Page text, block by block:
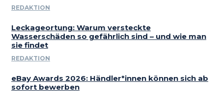
REDAKTION
Leckageortung: Warum versteckte
Wasserschäden so gefährlich sind – und wie man
sie findet
REDAKTION
eBay Awards 2026: Händler*innen können sich ab
sofort bewerben